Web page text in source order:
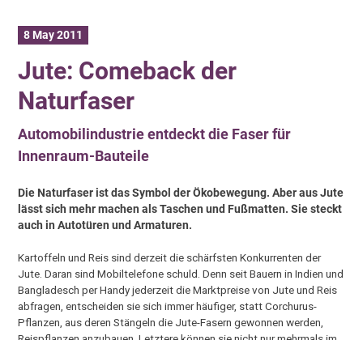
8 May 2011
Jute: Comeback der
Naturfaser
Automobilindustrie entdeckt die Faser für
Innenraum-Bauteile
Die Naturfaser ist das Symbol der Ökobewegung. Aber aus Jute
lässt sich mehr machen als Taschen und Fußmatten. Sie steckt
auch in Autotüren und Armaturen.
Kartoffeln und Reis sind derzeit die schärfsten Konkurrenten der
Jute. Daran sind Mobiltelefone schuld. Denn seit Bauern in Indien und
Bangladesch per Handy jederzeit die Marktpreise von Jute und Reis
abfragen, entscheiden sie sich immer häufiger, statt Corchurus-
Pflanzen, aus deren Stängeln die Jute-Fasern gewonnen werden,